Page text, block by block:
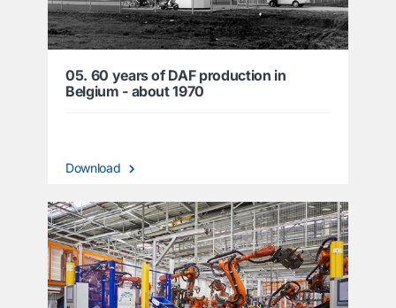
05. 60 years of DAF production in
Belgium - about 1970
Download